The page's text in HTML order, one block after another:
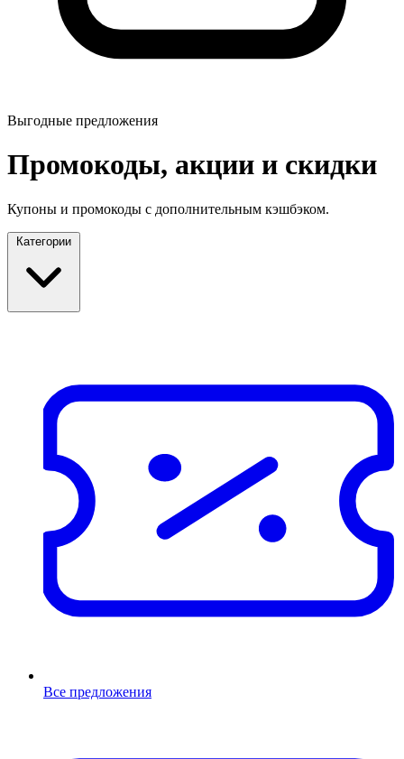
Выгодные предложения
Промокоды, акции и скидки
Купоны и промокоды с дополнительным кэшбэком.
Категории
Все предложения